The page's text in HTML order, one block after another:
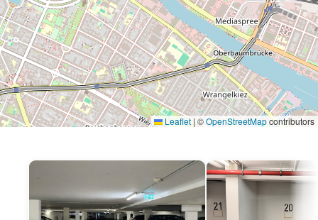
Leaflet |©OpenStreetMapcontributors